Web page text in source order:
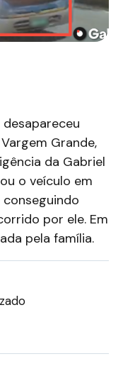
desapareceu
Grande,
da Gabriel
o veículo em
por ele. Em
pela família.